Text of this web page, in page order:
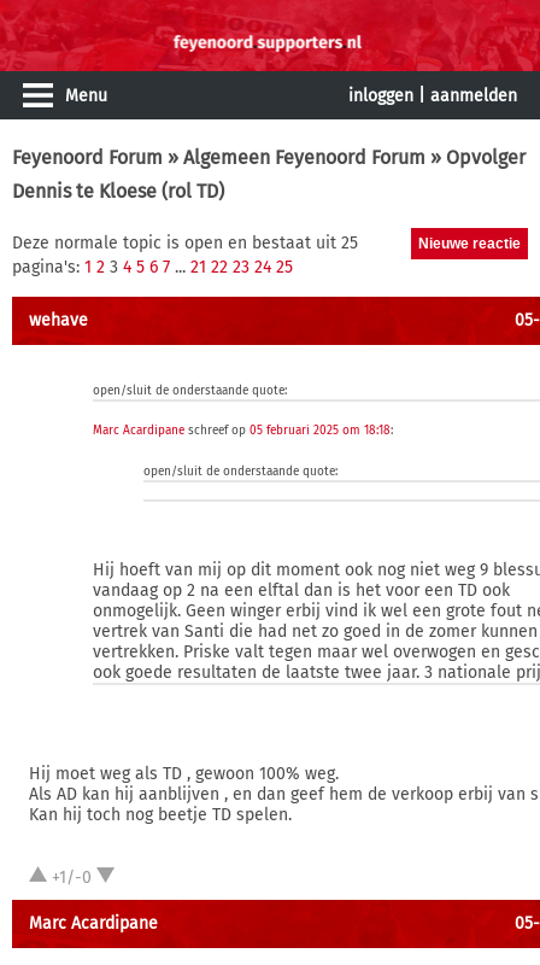
Menu inloggen aanmelden
Feyenoord Forum » Algemeen Feyenoord Forum » Opvolger
Dennis te Kloese (rol TD)
Deze normale topic is open en bestaat uit 25
pagina's: 1 2 3 4 5 6 7 ... 21 22 23 24 25
wehave
open/sluit de onderstaande quote:
Marc Acardipaneschreef op 05 februari 2025 om 18:18:
open/sluit de onderstaande quote:
Hij hoeft van mij op dit moment ook nog niet weg 9
vandaag op 2 na een elftal dan is het voor een TD ook
onmogelijk. Geen winger erbij vind ik wel een grote fout
vertrek van Santi die had net zo goed in de zomer kunnen
vertrekken. Priske valt tegen maar wel overwogen en
ook goede resultaten de laatste twee jaar. 3 nationale
Hij moet weg als TD , gewoon 100% weg.
Als AD kan hij aanblijven , en dan geef hem de verkoop erbij van
Kan hij toch nog beetje TD spelen.
+1/-0
Marc Acardipane